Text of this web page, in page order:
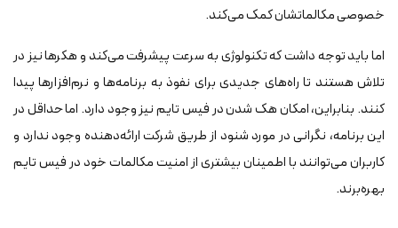
خصوصی مکالماتشان کمک می‌کند.
اما باید توجه داشت که تکنولوژی به سرعت پیشرفت می‌کند و هکرها نیز در
تلاش هستند تا راه‌های جدیدی برای نفوذ به برنامه‌ها و نرم‌افزارها پیدا
کنند. بنابراین، امکان هک شدن در فیس تایم نیز وجود دارد. اما حداقل در
این برنامه، نگرانی در مورد شنود از طریق شرکت ارائه‌دهنده وجود ندارد و
کاربران می‌توانند با اطمینان بیشتری از امنیت مکالمات خود در فیس تایم
بهره‌برند.